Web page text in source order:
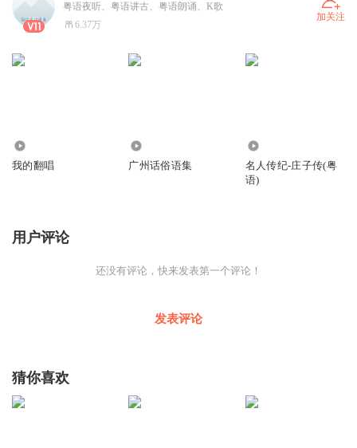
粤语夜听、粤语讲古、粤语朗诵、K歌
6.37万
加关注
我的翻唱 广州话俗语集
名人传纪-庄子传(粤
语)
用户评论
还没有评论，快来发表第一个评论！
发表评论
猜你喜欢